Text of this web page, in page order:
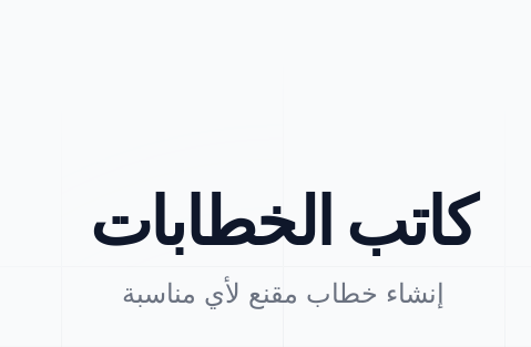
كاتب الخطابات
إنشاء خطاب مقنع لأي مناسبة